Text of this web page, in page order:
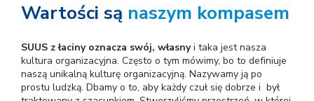
Wartości są naszym kompasem
SUUS z łaciny oznacza swój, własnyi taka jest nasza
kultura organizacyjna. Często o tym mówimy, bo to definiuje
naszą unikalną kulturę organizacyjną. Nazywamy ją po
prostu ludzką. Dbamy o to, aby każdy czuł się dobrze i był